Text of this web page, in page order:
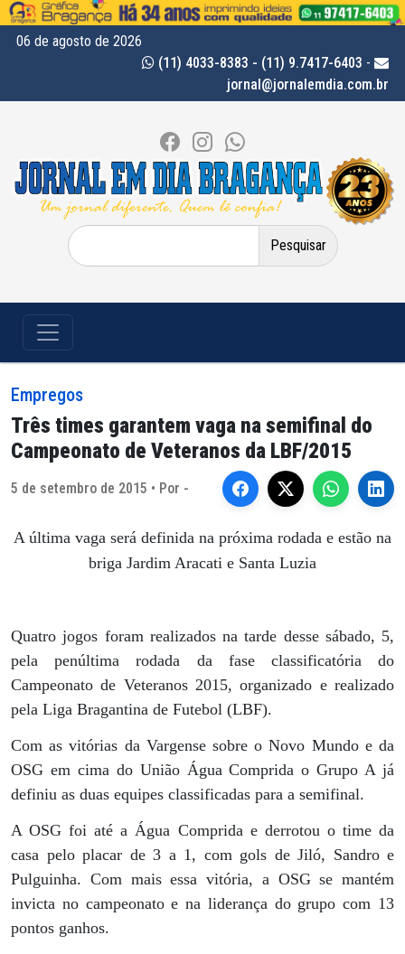
06 de agosto de 2026
(11) 4033-8383 - (11) 9.7417-6403 -
jornal@jornalemdia.com.br
Pesquisar
por:
Empregos
Três times garantem vaga na semifinal do
Campeonato de Veteranos da LBF/2015
5 de setembro de 2015 • Por -
A última vaga será definida na próxima rodada e estão na
briga Jardim Aracati e Santa Luzia
Quatro jogos foram realizados na tarde desse sábado, 5,
pela penúltima rodada da fase classificatória do
Campeonato de Veteranos 2015, organizado e realizado
pela Liga Bragantina de Futebol (LBF).
Com as vitórias da Vargense sobre o Novo Mundo e da
OSG em cima do União Água Comprida o Grupo A já
definiu as duas equipes classificadas para a semifinal.
A OSG foi até a Água Comprida e derrotou o time da
casa pelo placar de 3 a 1, com gols de Jiló, Sandro e
Pulguinha. Com mais essa vitória, a OSG se mantém
invicta no campeonato e na liderança do grupo com 13
pontos ganhos.